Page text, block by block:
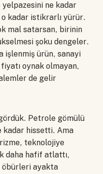
ne kadar
kadar istikrarlı yürür.
mal satarsan, birinin
şoku dengeler.
işlenmiş ürün, sanayi
oynak olmayan,
de gelir
Petrole gömülü
kadar hissetti. Ama
teknolojiye
daha hafif atlattı,
öbürleri ayakta